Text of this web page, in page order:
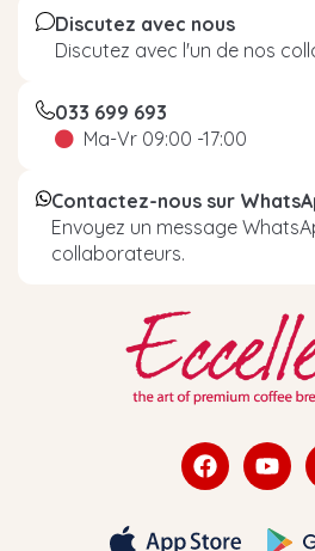
Discutez avec nous
Discutez avec l'un de nos
033 699 693
Ma-Vr 09:00 -17:00
Contactez-nous sur
Envoyez un message
collaborateurs.